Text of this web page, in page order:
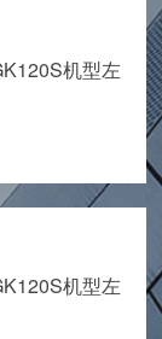
机型左
机型左